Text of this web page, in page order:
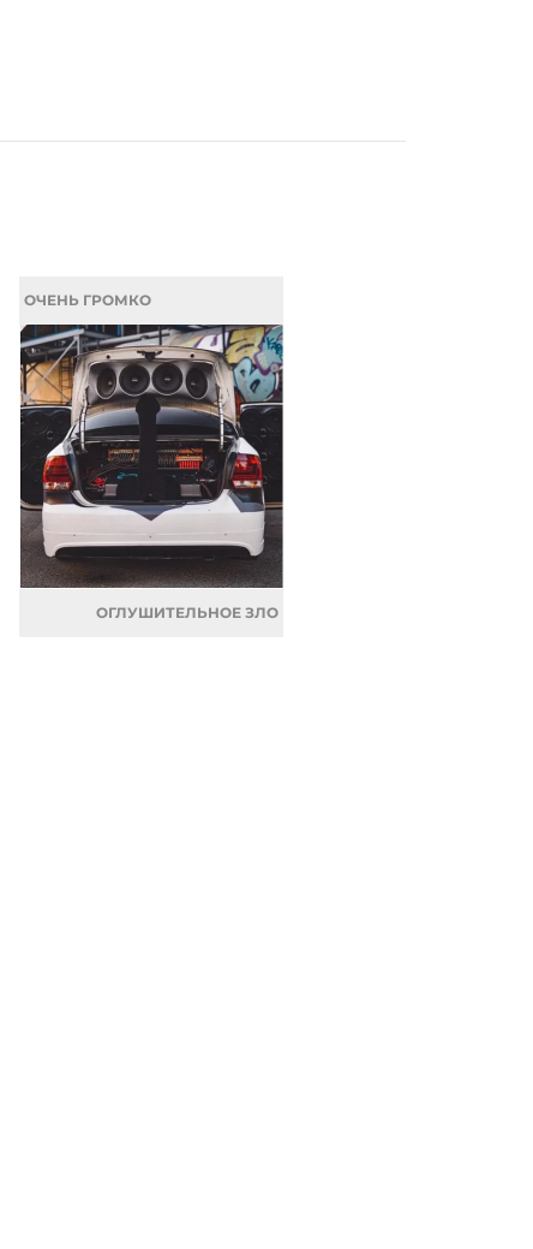
ОЧЕНЬ ГРОМКО
ОГЛУШИТЕЛЬНОЕ ЗЛО